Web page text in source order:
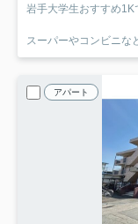
岩手大学生おすすめ1K
スーパーやコンビニな
アパート